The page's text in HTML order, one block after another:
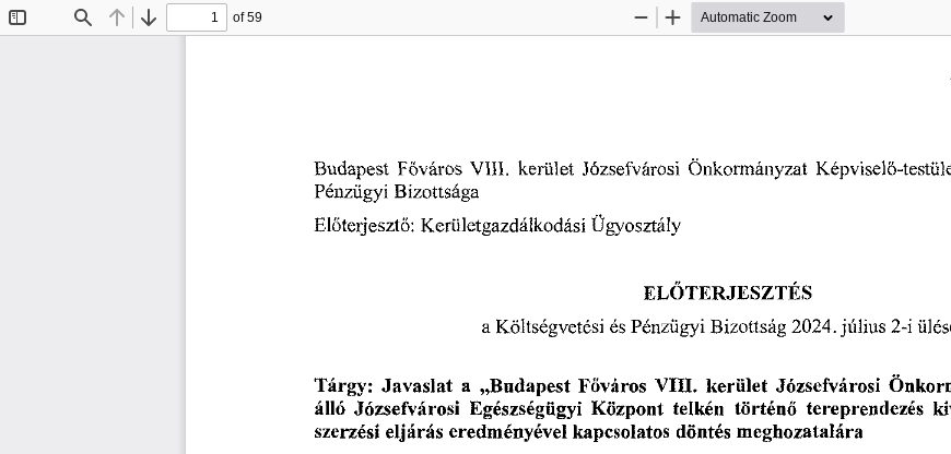
Find Previous
Next
of 59
Zoom
Zoom
Budapest Főváros Vili, kerület Józsefvárosi Önkormányzat Képviselő-
Pénzügyi Bizottsága
Előterjesztő: Kerületgazdálkodási Ügyosztály
ELŐTERJESZTÉS
a Költségvetési és Pénzügyi Bizottság 2024. július 2-i
Tárgy: Javaslat a „Budapest Főváros VIII. kerület Józsefvárosi
álló Józsefvárosi Egészségügyi Központ telkén történő tereprendezés
szerzési eljárás eredményével kapcsolatos döntés meghozatalára